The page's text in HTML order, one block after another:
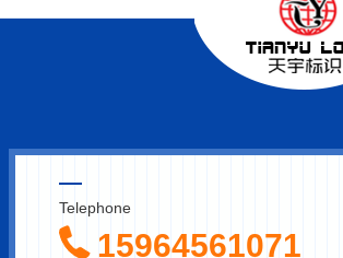
Telephone
15964561071